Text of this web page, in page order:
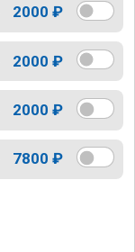
2000 ₽
2000 ₽
2000 ₽
7800 ₽